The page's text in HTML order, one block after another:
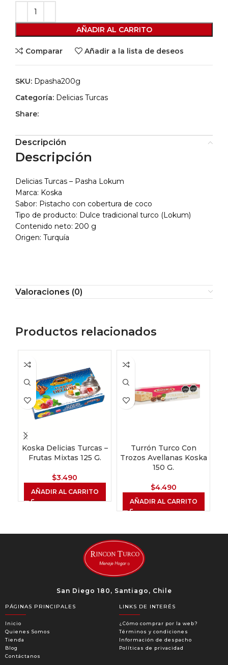
AÑADIR AL CARRITO
Comparar Añadir a la lista de deseos
SKU: Dpasha200g
Categoría: Delicias Turcas
Share:
Descripción
Descripción
Delicias Turcas – Pasha Lokum
Marca: Koska
Sabor: Pistacho con cobertura de coco
Tipo de producto: Dulce tradicional turco (Lokum)
Contenido neto: 200 g
Origen: Turquía
Valoraciones (0)
Productos relacionados
Koska Delicias Turcas –
Frutas Mixtas 125 G.
$3.490
AÑADIR AL CARRITO
Turrón Turco Con
Trozos Avellanas Koska
150 G.
$4.490
AÑADIR AL CARRITO
San Diego 180, Santiago, Chile
PÁGINAS PRINCIPALES
Inicio
Quienes Somos
Tienda
Blog
Contáctanos
LINKS DE INTERÉS
¿Cómo comprar por la web?
Términos y condiciones
Información de despacho
Políticas de privacidad